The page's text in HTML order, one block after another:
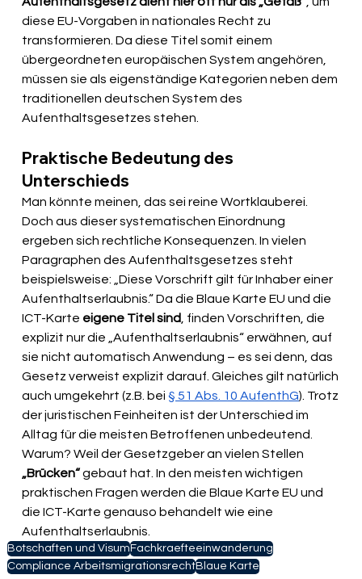
diese EU-Vorgaben in nationales Recht zu
transformieren. Da diese Titel somit einem
übergeordneten europäischen System angehören,
müssen sie als eigenständige Kategorien neben dem
traditionellen deutschen System des
Aufenthaltsgesetzes stehen.
Praktische Bedeutung des
Unterschieds
Man könnte meinen, das sei reine Wortklauberei.
Doch aus dieser systematischen Einordnung
ergeben sich rechtliche Konsequenzen. In vielen
Paragraphen des Aufenthaltsgesetzes steht
beispielsweise: „Diese Vorschrift gilt für Inhaber einer
Aufenthaltserlaubnis.“ Da die Blaue Karte EU und die
ICT-Karte eigene Titel sind
, finden Vorschriften, die
explizit nur die „Aufenthaltserlaubnis“ erwähnen, auf
sie nicht automatisch Anwendung – es sei denn, das
Gesetz verweist explizit darauf. Gleiches gilt natürlich
auch umgekehrt (z.B. bei § 51 Abs. 10 AufenthG). Trotz
der juristischen Feinheiten ist der Unterschied im
Alltag für die meisten Betroffenen unbedeutend.
Warum? Weil der Gesetzgeber an vielen Stellen
„Brücken“ gebaut hat. In den meisten wichtigen
praktischen Fragen werden die Blaue Karte EU und
die ICT-Karte genauso behandelt wie eine
Aufenthaltserlaubnis.
Botschaften und Visum Fachkraefteeinwanderung
Compliance ArbeitsmigrationsrechtBlaue Karte